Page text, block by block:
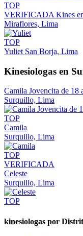
TOP
VERIFICADA Kines
Miraflores, Lima
TOP
Yuliet San Borja, Lima
Kinesiologas en
Camila Jovencita de 18
Surquillo, Lima
TOP
Camila
Surquillo, Lima
TOP
VERIFICADA
Celeste
Surquillo, Lima
TOP
kinesiologas por